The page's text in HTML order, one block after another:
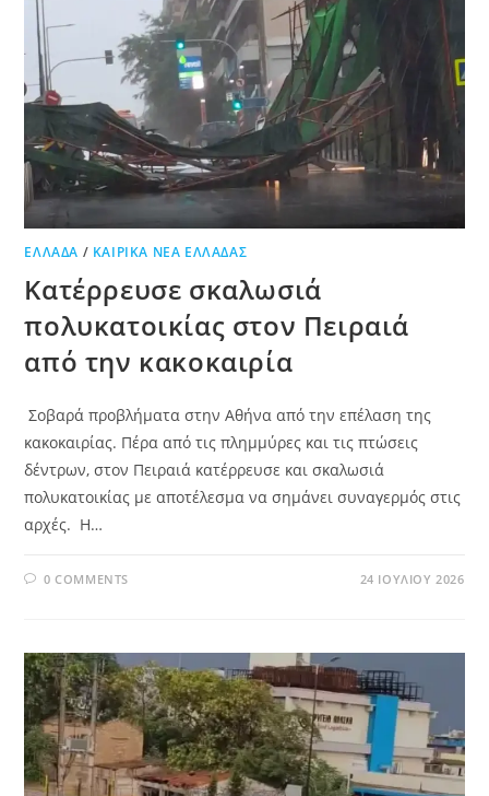
ΕΛΛΆΔΑ / ΚΑΙΡΙΚΆ ΝΈΑ ΕΛΛΆΔΑΣ
Κατέρρευσε σκαλωσιά
πολυκατοικίας στον Πειραιά
από την κακοκαιρία
Σοβαρά προβλήματα στην Αθήνα από την επέλαση της
κακοκαιρίας. Πέρα από τις πλημμύρες και τις πτώσεις
δέντρων, στον Πειραιά κατέρρευσε και σκαλωσιά
πολυκατοικίας με αποτέλεσμα να σημάνει συναγερμός στις
αρχές. Η…
0 COMMENTS 24 ΙΟΥΛΊΟΥ 2026